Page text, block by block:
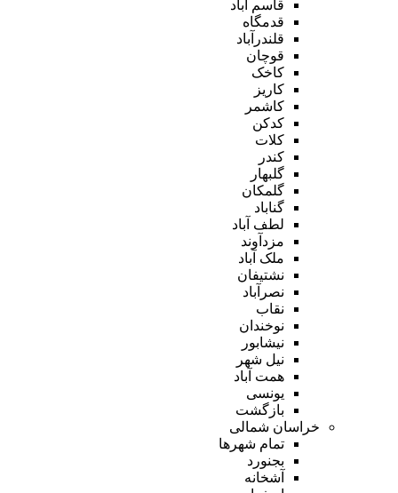
قاسم آباد
قدمگاه
قلندرآباد
قوچان
کاخک
کاریز
کاشمر
کدکن
کلات
کندر
گلبهار
گلمکان
گناباد
لطف آباد
مزدآوند
ملک آباد
نشتیفان
نصرآباد
نقاب
نوخندان
نیشابور
نیل شهر
همت آباد
یونسی
بازگشت
خراسان شمالی
تمام شهر‌ها
بجنورد
آشخانه